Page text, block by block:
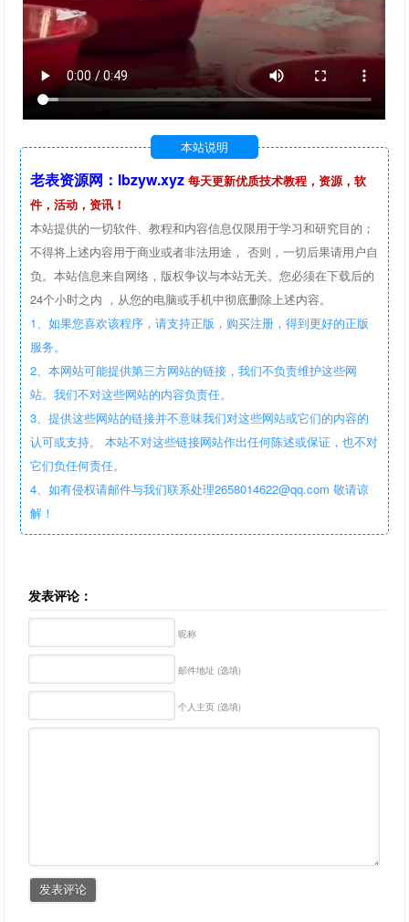
本站说明
老表资源网：lbzyw.xyz 每天更新优质技术教程，资源，软
件，活动，资讯！
本站提供的一切软件、教程和内容信息仅限用于学习和研究目的；
不得将上述内容用于商业或者非法用途， 否则，一切后果请用户自
负。本站信息来自网络，版权争议与本站无关。您必须在下载后的
24个小时之内 ，从您的电脑或手机中彻底删除上述内容。
1、如果您喜欢该程序，请支持正版，购买注册，得到更好的正版
服务。
2、本网站可能提供第三方网站的链接，我们不负责维护这些网
站。我们不对这些网站的内容负责任。
3、提供这些网站的链接并不意味我们对这些网站或它们的内容的
认可或支持。 本站不对这些链接网站作出任何陈述或保证，也不对
它们负任何责任。
4、如有侵权请邮件与我们联系处理2658014622@qq.com 敬请谅
解！
发表评论：
昵称
邮件地址 (选填)
个人主页 (选填)